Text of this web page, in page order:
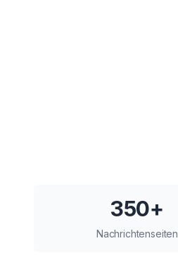
350+
Nachrichtenseiten